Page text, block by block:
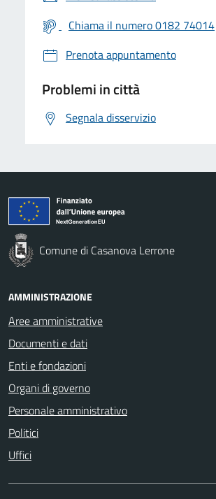
Chiama il numero 0182 74014
Prenota appuntamento
Problemi in città
Segnala disservizio
Comune di Casanova Lerrone
AMMINISTRAZIONE
Aree amministrative
Documenti e dati
Enti e fondazioni
Organi di governo
Personale amministrativo
Politici
Uffici